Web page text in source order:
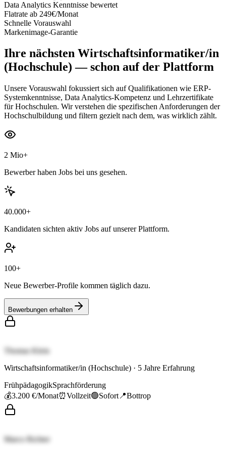
Data Analytics Kenntnisse bewertet
Flatrate ab 249€/Monat
Schnelle Vorauswahl
Markenimage-Garantie
Ihre nächsten Wirtschaftsinformatiker/in
(Hochschule) — schon auf der Plattform
Unsere Vorauswahl fokussiert sich auf Qualifikationen wie ERP-
Systemkenntnisse, Data Analytics-Kompetenz und Lehrzertifikate
für Hochschulen. Wir verstehen die spezifischen Anforderungen der
Hochschulbildung und filtern gezielt nach dem, was wirklich zählt.
2 Mio+
Bewerber haben Jobs bei uns gesehen.
40.000+
Kandidaten sichten aktiv Jobs auf unserer Plattform.
100+
Neue Bewerber-Profile kommen täglich dazu.
Bewerbungen erhalten
Thomas Klein
Wirtschaftsinformatiker/in (Hochschule) · 5 Jahre Erfahrung
FrühpädagogikSprachförderung
💰3.200 €/Monat⏰Vollzeit🟢Sofort 📍Bottrop
Marco Richter